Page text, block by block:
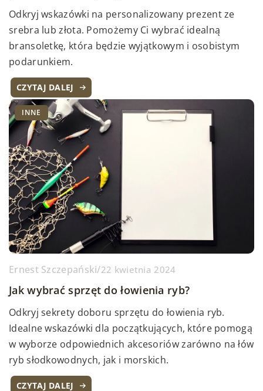
Odkryj wskazówki na personalizowany prezent ze
srebra lub złota. Pomożemy Ci wybrać idealną
bransoletkę, która będzie wyjątkowym i osobistym
podarunkiem.
CZYTAJ DALEJ
INNE
Ernest Szczepański/22 kwietnia 2024
Jak wybrać sprzęt do łowienia ryb?
Odkryj sekrety doboru sprzętu do łowienia ryb.
Idealne wskazówki dla początkujących, które pomogą
w wyborze odpowiednich akcesoriów zarówno na łów
ryb słodkowodnych, jak i morskich.
CZYTAJ DALEJ